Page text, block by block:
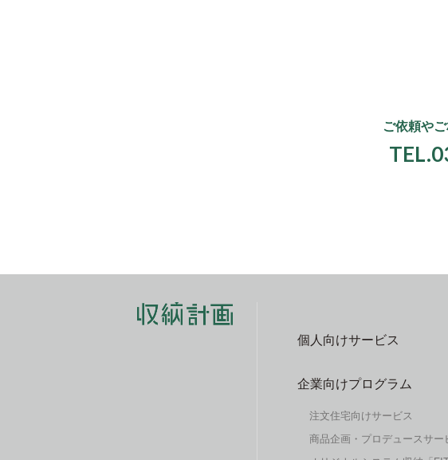
ご依頼やご
個人向けサービス
企業向けプログラム
注文住宅向けサービス
商品企画・プロデュースサー